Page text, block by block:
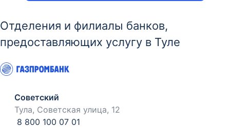
Отделения и филиалы банков,
предоставляющих услугу в Туле
Советский
Тула, Советская улица, 12
8 800 100 07 01